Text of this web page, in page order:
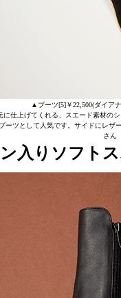
▲ブーツ[5]￥22,500(ダイア
に仕上げてくれる、スエード素材
ーツとして人気です。サイドにレ
さん
入りソフト